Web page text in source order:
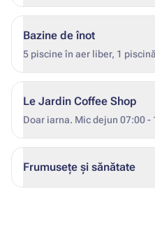
Bazine de înot
5 piscine în aer liber, 1
Le Jardin Coffee Shop
Doar iarna. Mic dejun 07:00 -
Frumusețe și sănătate